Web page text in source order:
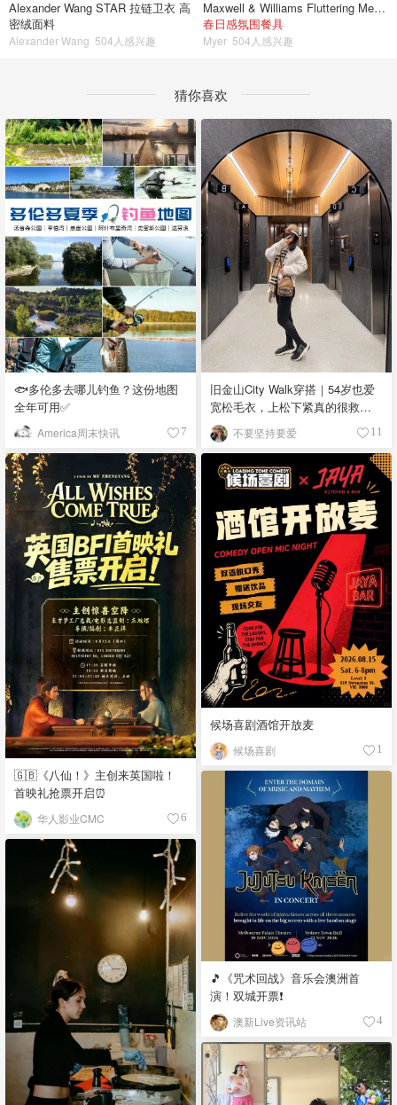
Alexander Wang STAR 拉链卫衣 高
密绒面料
Alexander Wang 504人感兴趣
Maxwell & Williams Fluttering Meadow 12件餐具套装
春日感氛围餐具
Myer 504人感兴趣
猜你喜欢
🐟多伦多去哪儿钓鱼？这份地图
全年可用✅
America周末快讯 7
旧金山City Walk穿搭｜54岁也爱
宽松毛衣，上松下紧真的很救比
例
不要坚持要爱 11
🇬🇧《八仙！》主创来英国啦！
首映礼抢票开启⏰
华人影业CMC 6
候场喜剧酒馆开放麦
候场喜剧 1
🎵《咒术回战》音乐会澳洲首
演！双城开票❗️
澳新Live资讯站 4